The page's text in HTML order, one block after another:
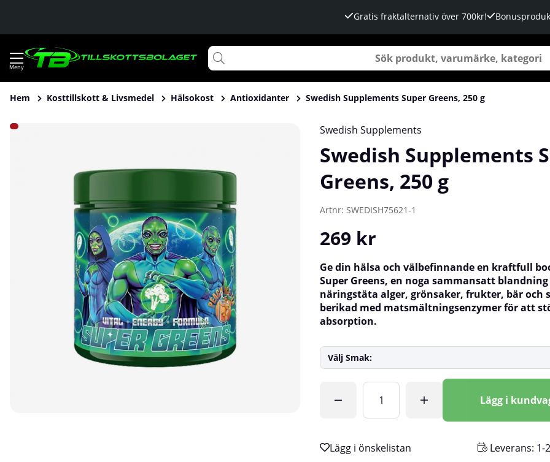
Gratis fraktalternativ över 700kr!
Hem Kosttillskott & Livsmedel Hälsokost Antioxidanter Swedish Supplements Super Greens, 250 g
Produktbilder Swedish Supplements Super Greens, 250 g Swedish Supplements
Swedish Supplements
Greens, 250 g
Artnr: SWEDISH75621-1
269 kr
Ge din hälsa och välbefinnande en kraftfull
Super Greens, en noga sammansatt
näringstäta alger, grönsaker, frukter, bär och
berikad med matsmältningsenzymer för att
absorption.
Välj Smak:
Lägg i
Leverans: 1-